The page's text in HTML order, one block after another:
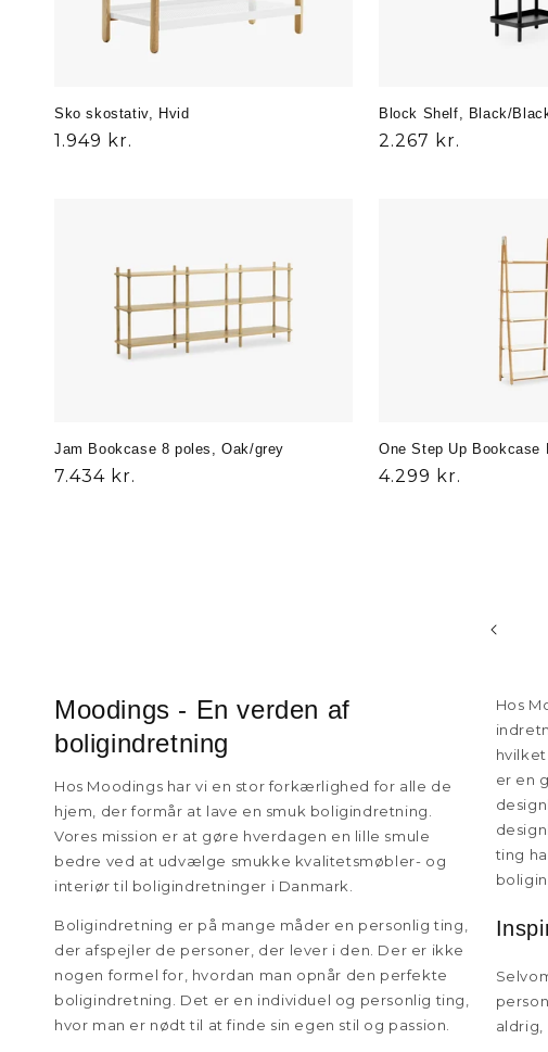
Sko skostativ, Hvid
Normalpris
1.949 kr.
Block Shelf, Black/
Udsalgspris
2.267 kr.
Jam Bookcase 8 poles, Oak/grey
Normalpris
7.434 kr.
One Step Up Bookcase
Normalpris
4.299 kr.
Moodings - En verden af
boligindretning
Hos Moodings har vi en stor forkærlighed for alle de
hjem, der formår at lave en smuk boligindretning.
Vores mission er at gøre hverdagen en lille smule
bedre ved at udvælge smukke kvalitetsmøbler- og
interiør til boligindretninger i Danmark.
Boligindretning er på mange måder en personlig ting,
der afspejler de personer, der lever i den. Der er ikke
nogen formel for, hvordan man opnår den perfekte
boligindretning. Det er en individuel og personlig ting,
hvor man er nødt til at finde sin egen stil og passion.
Hos
er en
ting
aldrig,